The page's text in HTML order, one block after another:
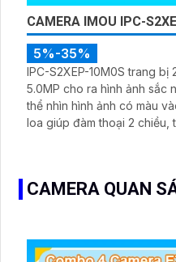
CAMERA IMOU IPC-
5%-35%
IPC-S2XEP-10M0S trang
5.0MP cho ra hình ảnh sắc
thể nhìn hình ảnh có màu
loa giúp đàm thoại 2 chiều,
CAMERA QUAN